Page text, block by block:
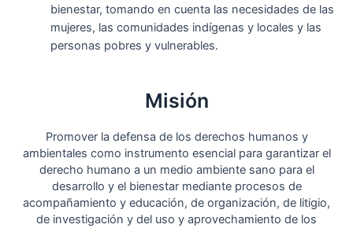
bienestar, tomando en cuenta las necesidades de las
mujeres, las comunidades indígenas y locales y las
personas pobres y vulnerables.
Misión
Promover la defensa de los derechos humanos y
ambientales como instrumento esencial para garantizar el
derecho humano a un medio ambiente sano para el
desarrollo y el bienestar mediante procesos de
acompañamiento y educación, de organización, de litigio,
de investigación y del uso y aprovechamiento de los